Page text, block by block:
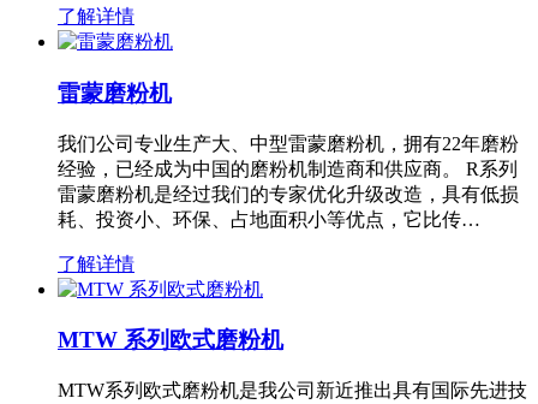
了解详情
雷蒙磨粉机
我们公司专业生产大、中型雷蒙磨粉机，拥有22年磨粉
经验，已经成为中国的磨粉机制造商和供应商。 R系列
雷蒙磨粉机是经过我们的专家优化升级改造，具有低损
耗、投资小、环保、占地面积小等优点，它比传…
了解详情
MTW 系列欧式磨粉机
MTW系列欧式磨粉机是我公司新近推出具有国际先进技